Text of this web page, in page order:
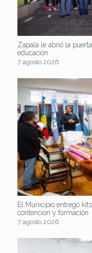
Zapala le abrió la
educación
7 agosto 2026
El Municipio entregó
contención y formación
7 agosto 2026